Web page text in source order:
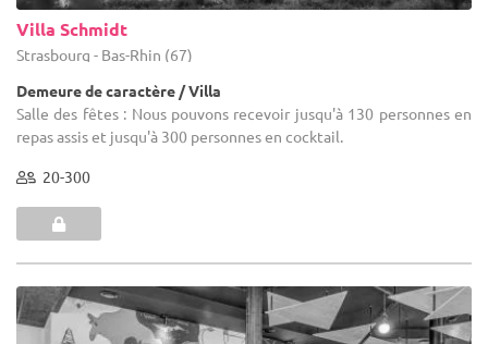
Villa Schmidt
Strasbourg - Bas-Rhin (67)
Demeure de caractère / Villa
Salle des fêtes : Nous pouvons recevoir jusqu'à 130 personnes en
repas assis et jusqu'à 300 personnes en cocktail.
20-300